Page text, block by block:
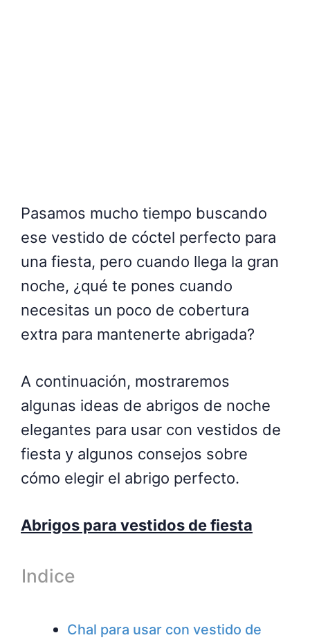
Pasamos mucho tiempo buscando
ese vestido de cóctel perfecto para
una fiesta, pero cuando llega la gran
noche, ¿qué te pones cuando
necesitas un poco de cobertura
extra para mantenerte abrigada?
A continuación, mostraremos
algunas ideas de abrigos de noche
elegantes para usar con vestidos de
fiesta y algunos consejos sobre
cómo elegir el abrigo perfecto.
Abrigos para vestidos de fiesta
Indice
Chal para usar con vestido de